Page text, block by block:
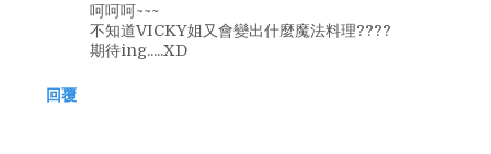
呵呵呵~~~
不知道VICKY姐又會變出什麼魔法料理????
期待ing.....XD
回覆